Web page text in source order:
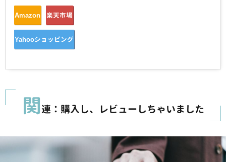
Amazon 楽天市場
Yahooショッピング
関連：購入し、レビューしちゃいました